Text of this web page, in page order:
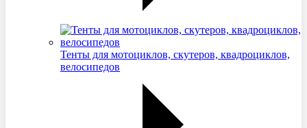
Тенты для мотоциклов, скутеров, квадроциклов,
велосипедов